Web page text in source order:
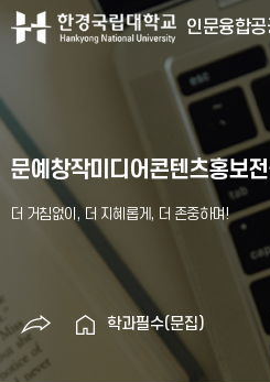
인문융합
문예창작미디어콘텐츠홍보
학과필수(문집)